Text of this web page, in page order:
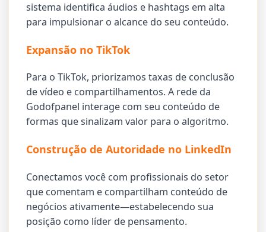
sistema identifica áudios e hashtags em alta
para impulsionar o alcance do seu conteúdo.
Expansão no TikTok
Para o TikTok, priorizamos taxas de conclusão
de vídeo e compartilhamentos. A rede da
Godofpanel interage com seu conteúdo de
formas que sinalizam valor para o algoritmo.
Construção de Autoridade no LinkedIn
Conectamos você com profissionais do setor
que comentam e compartilham conteúdo de
negócios ativamente—estabelecendo sua
posição como líder de pensamento.